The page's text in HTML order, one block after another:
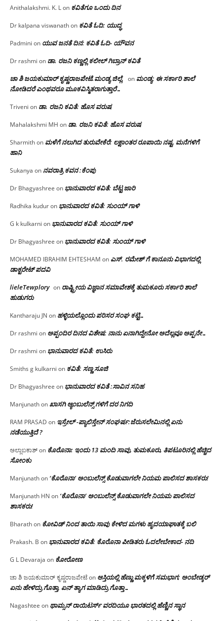
Anithalakshmi. K. Lon ಕವಿತೆಗೂ ಒಂದು ದಿನ
Dr kalpana viswanathon ಕವಿತೆ ಓದಿ: ಯುದ್ಧ
Padmini on ಯುವ ಜನತೆ ದಿನ: ಕವಿತೆ ಓದಿ- ಯೌವನ
Dr rashmi on ಡಾ. ರಜನಿ‌ ಕಣ್ಣಲ್ಲಿ ಕಲೀಲ್ ಗಿಬ್ರಾನ್ ಕವಿತೆ
ಚಾ ಶಿ ಜಯಕುಮಾರ್ ಕೃಷ್ಣರಾಜಪೇಟೆ.ಮಂಡ್ಯ ಜಿಲ್ಲೆ. on ಮಂಡ್ಯ: ಈ ಸರ್ಕಾರಿ ಶಾಲೆ
ನೋಡಿದರೆ ಎಂಥವರೂ ಮೂಕವಿಸ್ಮಿತರಾಗುತ್ತಾರೆ…
Triveni on ಡಾ. ರಜನಿ ಕವಿತೆ: ಹೊಸ ವರುಷ
Mahalakshmi MH on ಡಾ. ರಜನಿ ಕವಿತೆ: ಹೊಸ ವರುಷ
Sharmithon ಮಳೆಗೆ ನಲುಗಿದ ತುರುವೇಕೆರೆ: ಲಕ್ಷಾಂತರ ರೂಪಾಯಿ ನಷ್ಟ, ಮನೆಗಳಿಗೆ
ಹಾನಿ
Sukanya on ನವರಾತ್ರಿ ಕವನ :ಕೆಂಪು
Dr Bhagyashree on ಭಾನುವಾರದ ಕವಿತೆ: ಬೆಟ್ಟ ಜಾರಿ
Radhika kuduron ಭಾನುವಾರದ ಕವಿತೆ: ಸುಂಯ್ ಗಾಳಿ
G k kulkarni on ಭಾನುವಾರದ ಕವಿತೆ: ಸುಂಯ್ ಗಾಳಿ
Dr Bhagyashree on ಭಾನುವಾರದ ಕವಿತೆ: ಸುಂಯ್ ಗಾಳಿ
MOHAMED IBRAHIM EHTESHAM on ಎಸ್. ರಮೇಶ್ ಗೆ ಕಾನೂನು ವಿಭಾಗದಲ್ಲಿ
ಡಾಕ್ಟರೇಟ್ ಪದವಿ
lieleTewplory on ರಾಷ್ಟ್ರೀಯ ವಿಜ್ಞಾನ ಸಮಾವೇಶಕ್ಕೆ‌ ತುಮಕೂರು ಸರ್ಕಾರಿ ಶಾಲೆ
ಹುಡುಗರು
Kantharaju JN on ಹಳ್ಳಿಯಲ್ಲೊಂದು ಪರಿಸರ ಸಂಘ ಕಟ್ಟಿ…
Dr rashmi on ಅಪ್ಪಂದಿರ ದಿನದ ವಿಶೇಷ: ನಾನು ಏನಾಗಿದ್ದೇನೋ‌ ಅದೆಲ್ಲವೂ ಅಪ್ಪನೇ…
Dr rashmi on ಭಾನುವಾರದ ಕವಿತೆ: ಉಸಿರು
Smiths g kulkarni on ಕವಿತೆ: ಸಣ್ಣ ಸೂಜಿ
Dr Bhagyashree on ಭಾನುವಾರದ ಕವಿತೆ :ಸಾವಿನ ಸನಿಹ
Manjunathonಖಾಸಗಿ ಆ್ಯಂಬುಲೆನ್ಸ್ ಗಳಿಗೆ ದರ ನಿಗದಿ
RAM PRASAD on ಇಸ್ರೇಲ್ -ಪ್ಯಾಲಿಸ್ತೇನ್ ಸಂಘರ್ಷ:ಜೆರುಸಲೇಮಿನಲ್ಲಿ ಏನು
ನಡೆಯುತ್ತಿದೆ ?
ಅಲ್ಲಾಬಕಾಶ್on ಕೊರೊನಾ: ಇಂದು 13 ಮಂದಿ ಸಾವು, ತುಮಕೂರು, ತಿಪಟೂರಿನಲ್ಲಿ ಹೆಚ್ಚಿದ
ಸೋಂಕು
Manjunathon ‘ಕೊರೊನಾ’ ಅಂಬುಲೆನ್ಸ್ ಕೊಡುವಾಗಲೇ ನಿಯಮ ಪಾಲಿಸದ ಶಾಸಕರು!
Manjunath HN on ‘ಕೊರೊನಾ’ ಅಂಬುಲೆನ್ಸ್ ಕೊಡುವಾಗಲೇ ನಿಯಮ ಪಾಲಿಸದ
ಶಾಸಕರು!
Bharathon ಕೋವಿಡ್ ನಿಂದ ತಾಯಿ ಸಾವು ಕೇಳಿದ ಮಗಳು ಹೃದಯಾಘಾತಕ್ಕೆ ಬಲಿ
Prakash. B on ಭಾನುವಾರದ ಕವಿತೆ: ಕೊರೊನಾ ಪೀಡಿತರು ಓದಲೇಬೇಕಾದ- ನದಿ
G L Devaraja on ಕೋರೋಣ
ಚಾ ಶಿ ಜಯಕುಮಾರ್ ಕೃಷ್ಣರಾಜಪೇಟೆon ಆಸ್ತಿಯಲ್ಲಿ ಹೆಣ್ಣು ಮಕ್ಕಳಿಗೆ ಸಮಭಾಗ; ಅಂಬೇಡ್ಕರ್
ಏನು ಹೇಳಿದ್ರು ಗೊತ್ತಾ, ಏನ್ ತ್ಯಾಗ ಮಾಡಿದ್ರು ಗೊತ್ತಾ…
Nagashtee on ಥಾಮ್ಸನ್ ರಾಯಿಟರ್ಸ್ ವರದಿಯೂ ಭಾರತದಲ್ಲಿ ಹೆಣ್ಣಿನ ಸ್ಥಾನ‌